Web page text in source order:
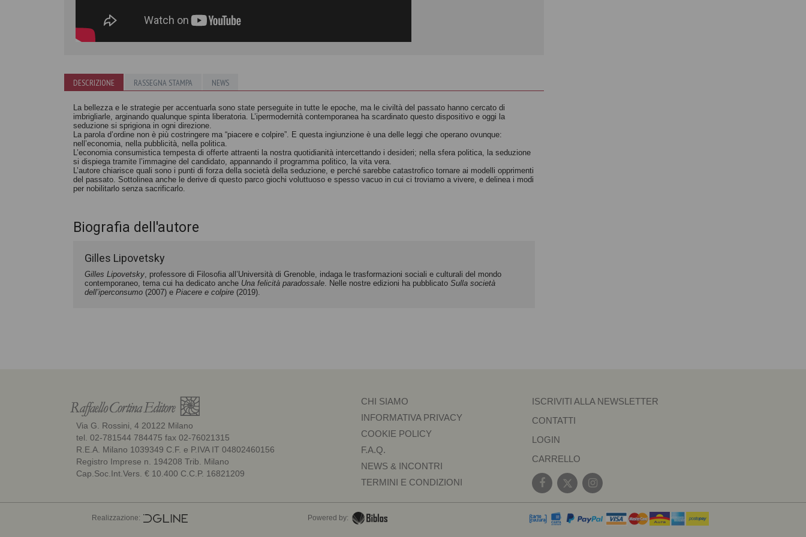
DESCRIZIONE RASSEGNA STAMPA NEWS
La bellezza e le strategie per accentuarla sono state perseguite in tutte le epoche, ma le civiltà del passato hanno cercato di
imbrigliarle, arginando qualunque spinta liberatoria. L’ipermodernità contemporanea ha scardinato questo dispositivo e oggi la
seduzione si sprigiona in ogni direzione.
La parola d’ordine non è più costringere ma “piacere e colpire”. E questa ingiunzione è una delle leggi che operano ovunque:
nell’economia, nella pubblicità, nella politica.
L’economia consumistica tempesta di offerte attraenti la nostra quotidianità intercettando i desideri; nella sfera politica, la seduzione
si dispiega tramite l’immagine del candidato, appannando il programma politico, la vita vera.
L’autore chiarisce quali sono i punti di forza della società della seduzione, e perché sarebbe catastrofico tornare ai modelli opprimenti
del passato. Sottolinea anche le derive di questo parco giochi voluttuoso e spesso vacuo in cui ci troviamo a vivere, e delinea i modi
per nobilitarlo senza sacrificarlo.
Biografia dell'autore
Gilles Lipovetsky
Gilles Lipovetsky, professore di Filosofia all’Università di Grenoble, indaga le trasformazioni sociali e culturali del mondo
contemporaneo, tema cui ha dedicato anche Una felicità paradossale. Nelle nostre edizioni ha pubblicato Sulla società
dell’iperconsumo (2007) e Piacere e colpire (2019).
Via G. Rossini, 4 20122 Milano
tel. 02-781544 784475 fax 02-76021315
R.E.A. Milano 1039349 C.F. e P.IVA IT 04802460156
Registro Imprese n. 194208 Trib. Milano
Cap.Soc.Int.Vers. € 10.400 C.C.P. 16821209
CHI SIAMO
INFORMATIVA PRIVACY
COOKIE POLICY
F.A.Q.
NEWS & INCONTRI
TERMINI E CONDIZIONI
ISCRIVITI ALLA NEWSLETTER
CONTATTI
LOGIN
CARRELLO
Realizzazione: Powered by: